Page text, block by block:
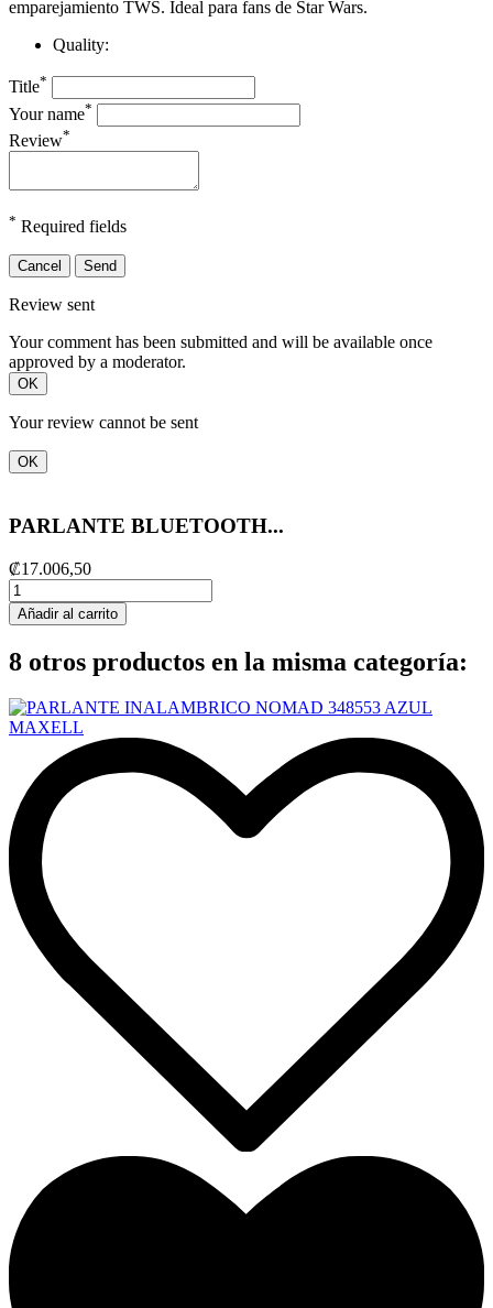
emparejamiento TWS. Ideal para fans de Star Wars.
Quality:
Title*
Your name*
Review*
* Required fields
Cancel Send
Review sent
Your comment has been submitted and will be available once
approved by a moderator.
OK
Your review cannot be sent
OK
PARLANTE BLUETOOTH...
₡17.006,50
Añadir al carrito
8 otros productos en la misma categoría: